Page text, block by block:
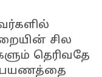
சில
தெரிவதே
பயணத்தை